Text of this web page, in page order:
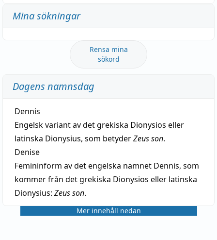
Mina sökningar
Rensa mina
sökord
Dagens namnsdag
Dennis
Engelsk variant av det grekiska Dionysios eller
latinska Dionysius, som betyderZeus son.
Denise
Femininform av det engelska namnet Dennis, som
kommer från det grekiska Dionysios eller latinska
Dionysius: Zeus son.
Mer innehåll nedan